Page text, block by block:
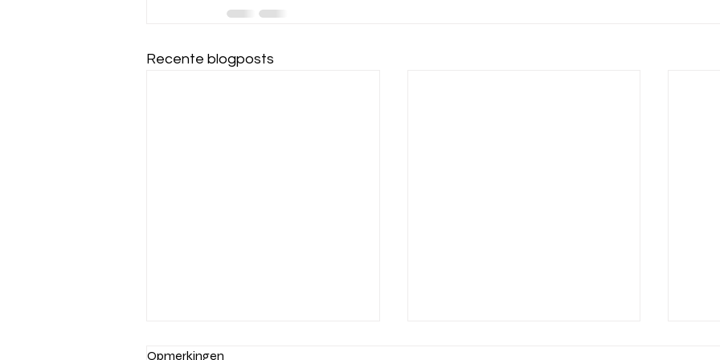
Recente blogposts
Opmerkingen